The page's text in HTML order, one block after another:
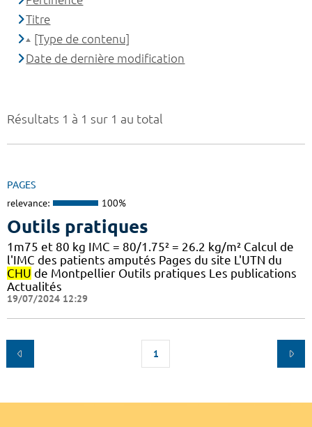
Résultats 1 à 1 sur 1 au total
PAGES
relevance: 100%
Outils pratiques
1m75 et 80 kg IMC = 80/1.75² = 26.2 kg/m² Calcul de
l'IMC des patients amputés Pages du site L'UTN du
CHU de Montpellier Outils pratiques Les publications
Actualités
19/07/2024 12:29
1
Titre
[Type de contenu]
Date de dernière modification